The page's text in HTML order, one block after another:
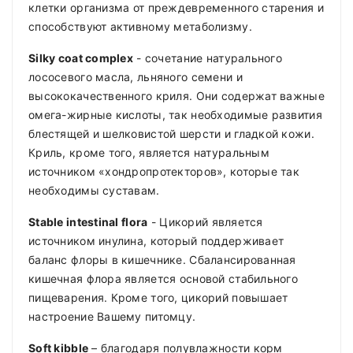
клетки организма от преждевременного старения и
способствуют активному метаболизму.
Silky coat complex - сочетание натурального
лососевого масла, льняного семени и
высококачественного криля. Они содержат важные
омега-жирные кислоты, так необходимые развития
блестящей и шелковистой шерсти и гладкой кожи.
Криль, кроме того, является натуральным
источником «хондропротекторов», которые так
необходимы суставам.
Stable intestinal flora - Цикорий является
источником инулина, который поддерживает
баланс флоры в кишечнике. Сбалансированная
кишечная флора является основой стабильного
пищеварения. Кроме того, цикорий повышает
настроение Вашему питомцу.
Soft kibble – благодаря полувлажности корм